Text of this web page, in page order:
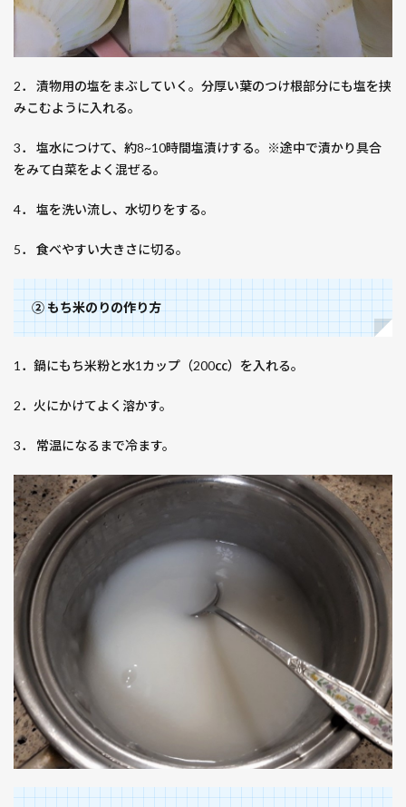
2． 漬物用の塩をまぶしていく。分厚い葉のつけ根部分にも塩を挟
みこむように入れる。
3． 塩水につけて、約8~10時間塩漬けする。※途中で漬かり具合
をみて白菜をよく混ぜる。
4． 塩を洗い流し、水切りをする。
5． 食べやすい大きさに切る。
② もち米のりの作り方
1．鍋にもち米粉と水1カップ（200㏄）を入れる。
2．火にかけてよく溶かす。
3． 常温になるまで冷ます。